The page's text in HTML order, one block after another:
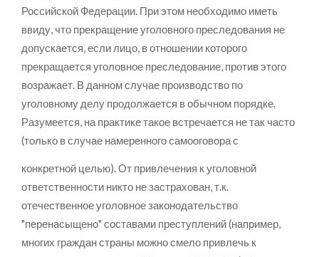
Российской Федерации. При этом необходимо иметь
ввиду, что прекращение уголовного преследования не
допускается, если лицо, в отношении которого
прекращается уголовное преследование, против этого
возражает. В данном случае производство по
уголовному делу продолжается в обычном порядке.
Разумеется, на практике такое встречается не так часто
(только в случае намеренного самооговора с
конкретной целью). От привлечения к уголовной
ответственности никто не застрахован, т.к.
отечественное уголовное законодательство
"перенасыщено" составами преступлений (например,
многих граждан страны можно смело привлечь к